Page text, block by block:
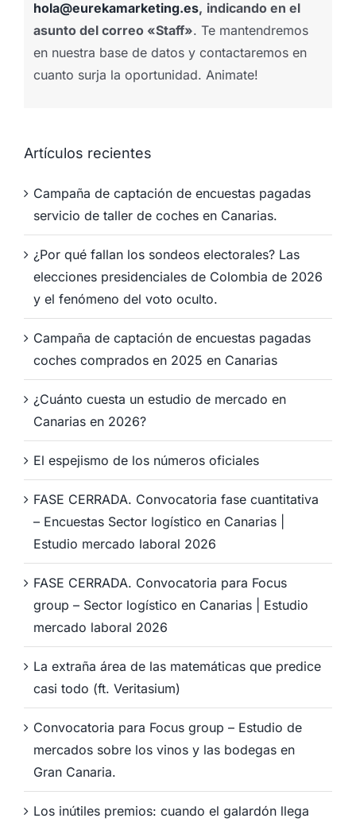
hola@eurekamarketing.es, indicando en el
asunto del correo «Staff». Te mantendremos
en nuestra base de datos y contactaremos en
cuanto surja la oportunidad. Animate!
Artículos recientes
Campaña de captación de encuestas pagadas
servicio de taller de coches en Canarias.
¿Por qué fallan los sondeos electorales? Las
elecciones presidenciales de Colombia de 2026
y el fenómeno del voto oculto.
Campaña de captación de encuestas pagadas
coches comprados en 2025 en Canarias
¿Cuánto cuesta un estudio de mercado en
Canarias en 2026?
El espejismo de los números oficiales
FASE CERRADA. Convocatoria fase cuantitativa
– Encuestas Sector logístico en Canarias |
Estudio mercado laboral 2026
FASE CERRADA. Convocatoria para Focus
group – Sector logístico en Canarias | Estudio
mercado laboral 2026
La extraña área de las matemáticas que predice
casi todo (ft. Veritasium)
Convocatoria para Focus group – Estudio de
mercados sobre los vinos y las bodegas en
Gran Canaria.
Los inútiles premios: cuando el galardón llega